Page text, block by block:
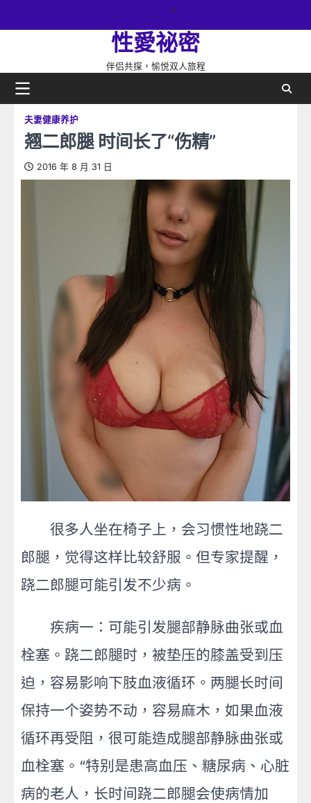
網
性愛祕密
伴侣共探，愉悦双人旅程
夫妻健康养护
翘二郎腿 时间长了“伤精”
2016 年 8 月 31 日
很多人坐在椅子上，会习惯性地跷二
郎腿，觉得这样比较舒服 。但专家提醒，
跷二郎腿可能引发不少病。
疾病一：可能引发腿部静脉曲张或血
栓塞。跷二郎腿时，被垫压的膝盖受到压
迫，容易影响下肢血液循环。两腿长时间
保持一个姿势不动，容易麻木，如果血液
循环再受阻，很可能造成腿部静脉曲张或
血栓塞。“特别是患高血压、糖尿病、心脏
病的老人，长时间跷二郎腿会使病情加